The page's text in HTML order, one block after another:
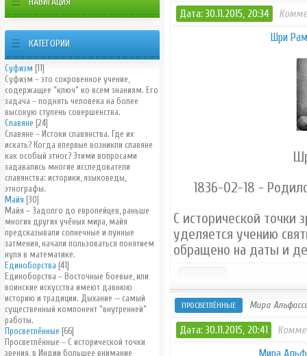
КАТЕГОРИИ
Суфизм [11]
Суфизм – это сокровенное учение,
содержащее “ключ” ко всем знаниям. Его
задача – поднять человека на более
высокую ступень совершенства.
Славяне [24]
Славяне – Истоки славянства. Где их
искать? Когда впервые возникли славяне
как особый этнос? Этими вопросами
задавались многие исследователи
славянства: историки, языковеды,
этнографы.
Майя [30]
Майя – Задолго до европейцев, раньше
многих других учёных мира, майя
предсказывали солнечные и лунные
затмения, начали пользоваться понятием
нуля в математике.
Единоборства [41]
Единоборства – Восточные боевые, или
воинские искусства имеют давнюю
историю и традиции. Дыхание — самый
существенный компонент “внутренней”
работы.
Просветлённые [66]
Просветлённые – С исторической точки
зрения, в Индии большее внимание
Дата: 30.11.2015, 20:34
Шри
1836-02-18 -
С исторической точки
уделяется учению
обращено на даты и
ПРОСВЕТЛЁННЫЕ Мира
Дата: 30.11.2015, 20:41